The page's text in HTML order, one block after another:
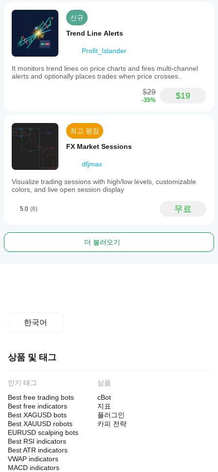
신규
Trend Line Alerts
Profit_Islander
It monitors trend lines on price charts and fires multi-channel
alerts and optionally places trades when price crosses..
$29
-35% $19
최고 평점
FX Market Sessions
dfjmax
Visualize trading sessions with high/low levels, customizable
colors, and live open session display
5.0 (6) 무료
더 불러오기
한국어
상품 및 태그
인기 태그
Best free trading bots
Best free indicators
Best XAGUSD bots
Best XAUUSD robots
EURUSD scalping bots
Best RSI indicators
Best ATR indicators
VWAP indicators
MACD indicators
상품
cBot
지표
플러그인
카피 전략